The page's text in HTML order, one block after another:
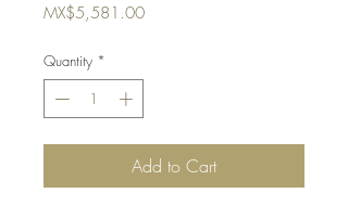
MX$5,581.00Price
Quantity *
Add to Cart